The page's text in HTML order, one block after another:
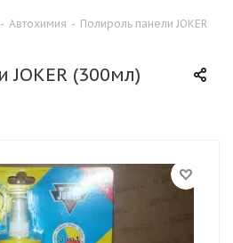
- Автохимия - Полироль панели JOKER
(300мл)